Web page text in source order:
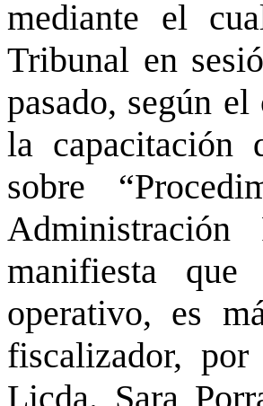
mediante el
Tribunal en
pasado, según
la capacitación
sobre
manifiesta
operativo, es
fiscalizador,
Licda. Sara